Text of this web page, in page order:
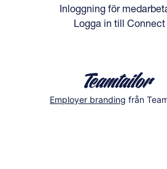
Inloggning för
Logga in till Connect
Employer branding från